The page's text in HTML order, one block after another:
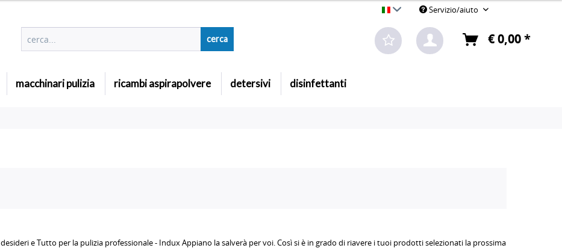
Attrezzi per la pulizia professionale all'ingrosso
Servizio/aiuto
cerca € 0,00 *
macchinari pulizia ricambi aspirapolvere detersivi disinfettanti
e Tutto per la pulizia professionale - Indux Appiano la salverà per voi. Così si è in grado di riavere i tuoi prodotti selezionati la prossima